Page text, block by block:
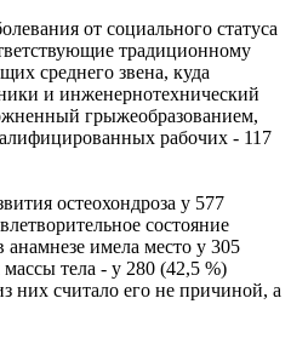
от социального статуса
традиционному
среднего звена, куда
и инженернотехнический
грыжеобразованием,
рабочих - 117
остеохондроза у 577
состояние
имела место у 305
тела - у 280 (42,5 %)
них считало его не причиной, а